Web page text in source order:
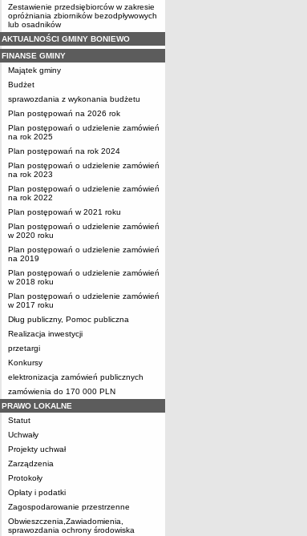
Zestawienie przedsiębiorców w zakresie
opróżniania zbiorników bezodpływowych
lub osadników
AKTUALNOŚCI GMINY BONIEWO
FINANSE GMINY
Majątek gminy
Budżet
sprawozdania z wykonania budżetu
Plan postępowań na 2026 rok
Plan postępowań o udzielenie zamówień
na rok 2025
Plan postępowań na rok 2024
Plan postępowań o udzielenie zamówień
na rok 2023
Plan postępowań o udzielenie zamówień
na rok 2022
Plan postępowań w 2021 roku
Plan postępowań o udzielenie zamówień
w 2020 roku
Plan postępowań o udzielenie zamówień
na 2019
Plan postępowań o udzielenie zamówień
w 2018 roku
Plan postępowań o udzielenie zamówień
w 2017 roku
Dług publiczny, Pomoc publiczna
Realizacja inwestycji
przetargi
Konkursy
elektronizacja zamówień publicznych
zamówienia do 170 000 PLN
PRAWO LOKALNE
Statut
Uchwały
Projekty uchwał
Zarządzenia
Protokoły
Opłaty i podatki
Zagospodarowanie przestrzenne
Obwieszczenia,Zawiadomienia,
sprawozdania ochrony środowiska